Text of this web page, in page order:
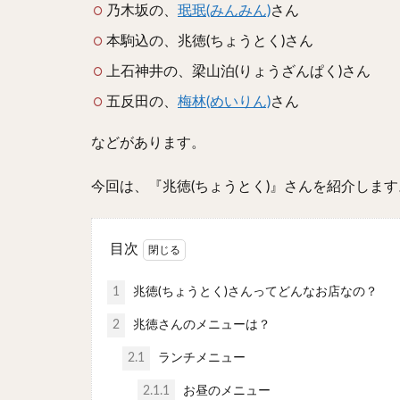
乃木坂の、 珉珉(みんみん)さん
本駒込の、兆徳(ちょうとく)さん
上石神井の、梁山泊(りょうざんぱく)さん
五反田の、 梅林(めいりん)さん
などがあります。
今回は、『兆徳(ちょうとく)』さんを紹介しま
目次
1 兆徳(ちょうとく)さんってどんなお店なの？
2 兆徳さんのメニューは？
2.1 ランチメニュー
2.1.1 お昼のメニュー